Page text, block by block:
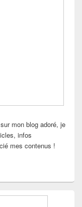
mon blog adoré, je
infos
mes contenus !